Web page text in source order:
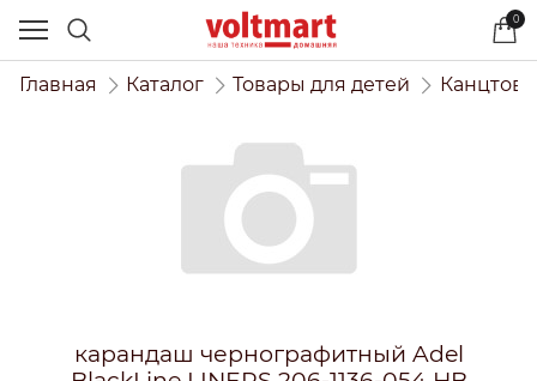
0
Главная Каталог Товары для детей
карандаш чернографитный Adel